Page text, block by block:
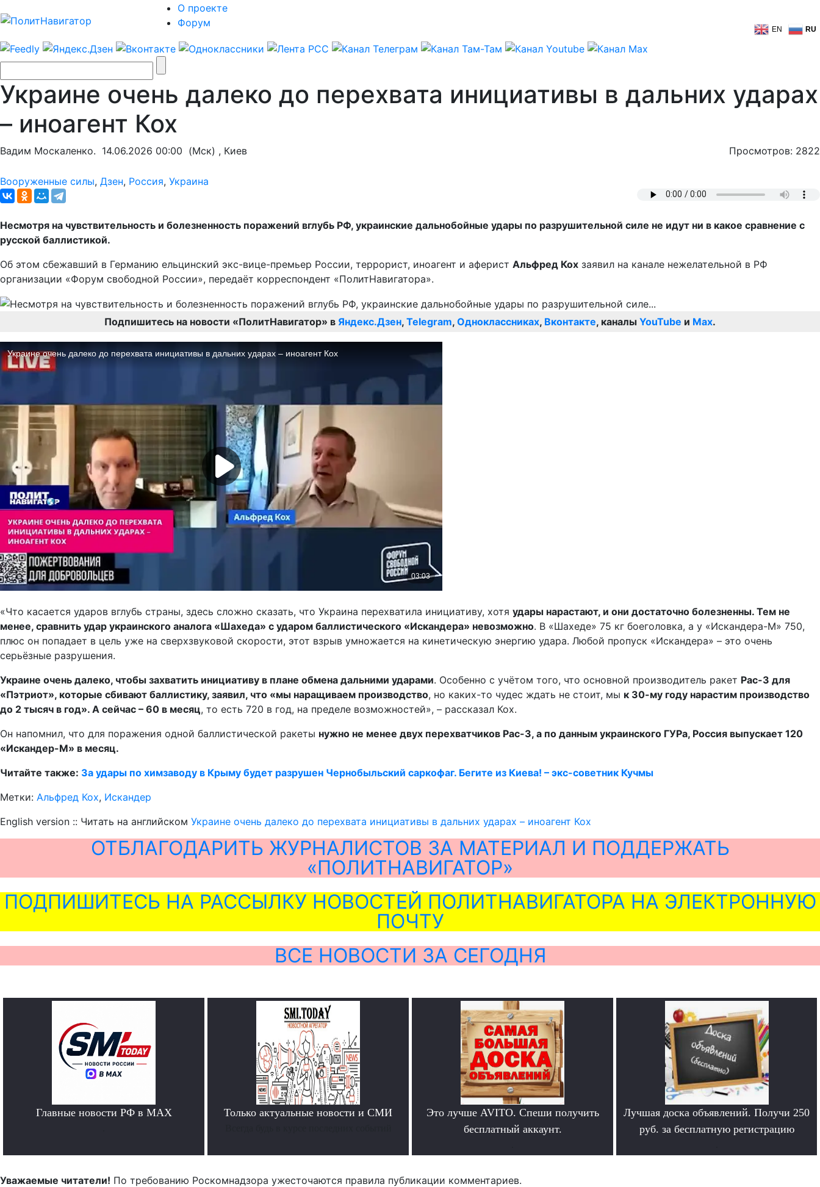
О проекте
Форум
EN RU
Украине очень далеко до перехвата инициативы в дальних ударах
– иноагент Кох
Вадим Москаленко. 14.06.2026 00:00 (Мск) , Киев Просмотров: 2822
Вооруженные силы, Дзен, Россия, Украина
Несмотря на чувствительность и болезненность поражений вглубь РФ, украинские дальнобойные удары по разрушительной силе не идут ни в какое сравнение с
русской баллистикой.
Об этом сбежавший в Германию ельцинский экс-вице-премьер России, террорист, иноагент и аферист Альфред Кох заявил на канале нежелательной в РФ
организации «Форум свободной России», передаёт корреспондент «ПолитНавигатора».
Подпишитесь на новости «ПолитНавигатор» в Яндекс.Дзен, Telegram, Одноклассниках, Вконтакте, каналы YouTube и Max.
«Что касается ударов вглубь страны, здесь сложно сказать, что Украина перехватила инициативу, хотя удары нарастают, и они достаточно болезненны. Тем не
менее, сравнить удар украинского аналога «Шахеда» с ударом баллистического «Искандера» невозможно. В «Шахеде» 75 кг боеголовка, а у «Искандера-М» 750,
плюс он попадает в цель уже на сверхзвуковой скорости, этот взрыв умножается на кинетическую энергию удара. Любой пропуск «Искандера» – это очень
серьёзные разрушения.
Украине очень далеко, чтобы захватить инициативу в плане обмена дальними ударами. Особенно с учётом того, что основной производитель ракет Pac-3 для
«Пэтриот», которые сбивают баллистику, заявил, что «мы наращиваем производство, но каких-то чудес ждать не стоит, мы к 30-му году нарастим производство
до 2 тысяч в год». А сейчас – 60 в месяц, то есть 720 в год, на пределе возможностей», – рассказал Кох.
Он напомнил, что для поражения одной баллистической ракеты нужно не менее двух перехватчиков Pac-3, а по данным украинского ГУРа, Россия выпускает 120
«Искандер-М» в месяц.
Читайте также: За удары по химзаводу в Крыму будет разрушен Чернобыльский саркофаг. Бегите из Киева! – экс-советник Кучмы
Метки: Альфред Кох, Искандер
English version :: Читать на английском Украине очень далеко до перехвата инициативы в дальних ударах – иноагент Кох
ОТБЛАГОДАРИТЬ ЖУРНАЛИСТОВ ЗА МАТЕРИАЛ И ПОДДЕРЖАТЬ
«ПОЛИТНАВИГАТОР»
ПОДПИШИТЕСЬ НА РАССЫЛКУ НОВОСТЕЙ ПОЛИТНАВИГАТОРА НА ЭЛЕКТРОННУЮ
ПОЧТУ
ВСЕ НОВОСТИ ЗА СЕГОДНЯ
Главные новости РФ в MAX Только актуальные новости и СМИ
Это лучше AVITO. Спеши получить
бесплатный аккаунт.
Лучшая доска объявлений. Получи 250
руб. за бесплатную регистрацию
Уважаемые читатели! По требованию Роскомнадзора ужесточаются правила публикации комментариев.